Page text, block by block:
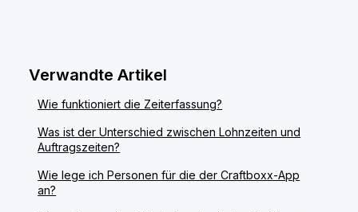
Verwandte Artikel
Wie funktioniert die Zeiterfassung?
Was ist der Unterschied zwischen Lohnzeiten und
Auftragszeiten?
Wie lege ich Personen für die der Craftboxx-App
an?